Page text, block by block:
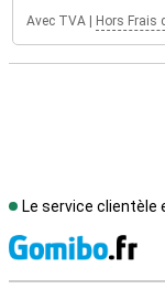
Avec TVA Hors Frais
Le service clientèle